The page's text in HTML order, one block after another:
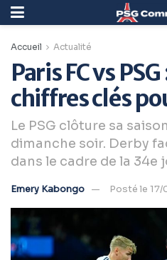
Accueil Actualité
Paris FC vs
chiffres clés
Le PSG clôture sa
dimanche soir. Derby
dans le cadre de la 34e
Emery Kabongo Posté le